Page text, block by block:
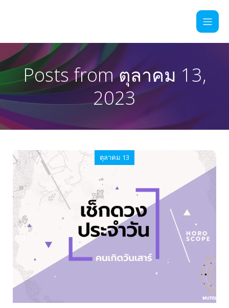
Posts from ตุลาคม 13,
2023
ตุลาคม 13